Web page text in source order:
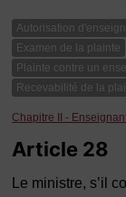
Autorisation
Examen de la plainte
Plainte contre un
Recevabilité de la
Chapitre II -
Article 28
Le ministre, s’il